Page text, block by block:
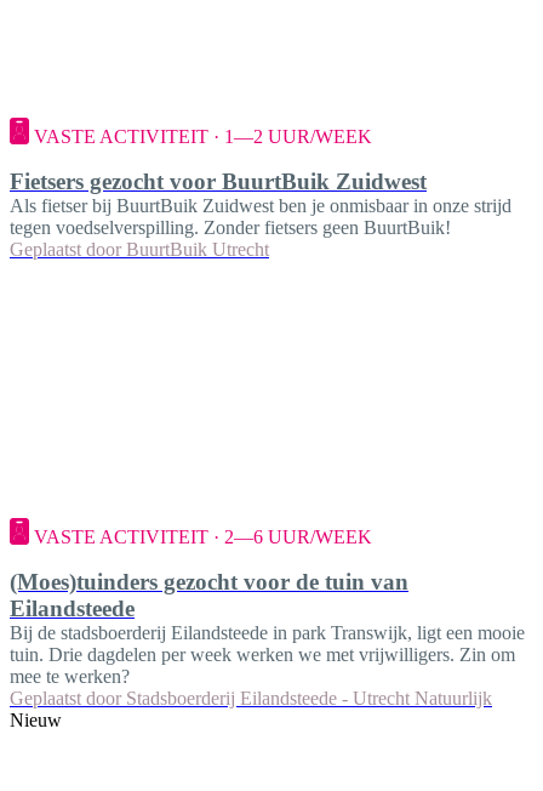
VASTE ACTIVITEIT · 1—2 UUR/WEEK
Fietsers gezocht voor BuurtBuik Zuidwest
Als fietser bij BuurtBuik Zuidwest ben je onmisbaar in onze strijd
tegen voedselverspilling. Zonder fietsers geen BuurtBuik!
Geplaatst door BuurtBuik Utrecht
VASTE ACTIVITEIT · 2—6 UUR/WEEK
(Moes)tuinders gezocht voor de tuin van
Eilandsteede
Bij de stadsboerderij Eilandsteede in park Transwijk, ligt een mooie
tuin. Drie dagdelen per week werken we met vrijwilligers. Zin om
mee te werken?
Geplaatst door Stadsboerderij Eilandsteede - Utrecht Natuurlijk
Nieuw